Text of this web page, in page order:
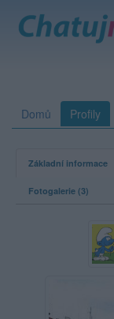
Domů Profily
Základní informace
Fotogalerie (3)